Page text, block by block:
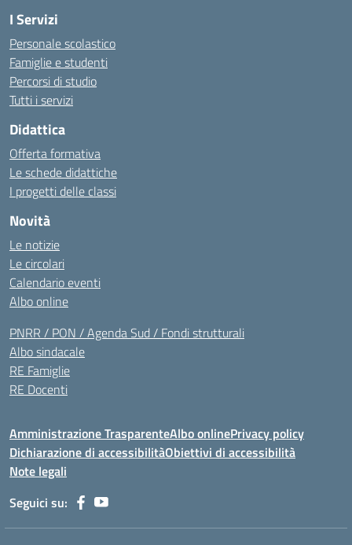
I Servizi
Personale scolastico
Famiglie e studenti
Percorsi di studio
Tutti i servizi
Didattica
Offerta formativa
Le schede didattiche
I progetti delle classi
Novità
Le notizie
Le circolari
Calendario eventi
Albo online
PNRR / PON / Agenda Sud / Fondi strutturali
Albo sindacale
RE Famiglie
RE Docenti
Amministrazione TrasparenteAlbo onlinePrivacy policy
Dichiarazione di accessibilitàObiettivi di accessibilità
Note legali
Seguici su: